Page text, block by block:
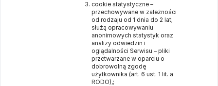
cookie statystyczne –
przechowywane w zależności
od rodzaju od 1 dnia do 2 lat;
służą opracowywaniu
anonimowych statystyk oraz
analizy odwiedzin i
oglądalności Serwisu – pliki
przetwarzane w oparciu o
dobrowolną zgodę
użytkownika (art. 6 ust. 1 lit. a
RODO),;